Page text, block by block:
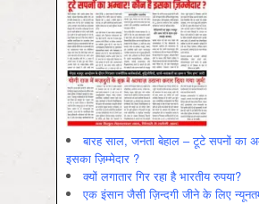
बारह साल, जनता बेहाल – टूटे सपनों का
इसका ज़िम्मेदार ?
क्यों लगातार गिर रहा है भारतीय रुपया?
एक इंसान जैसी ज़िन्दगी जीने के लिए